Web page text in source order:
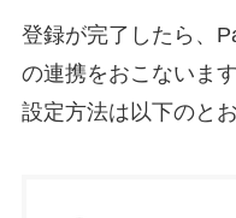
登録が完了したら、
の連携をおこないます
設定方法は以下のとお